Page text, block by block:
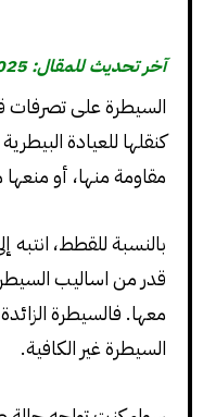
آخر تحديث للمقال: 2025-09-28
السيطرة على تصرفات
كنقلها للعيادة
مقاومة منها، أو
بالنسبة للقطط،
قدر من اساليب
معها. فالسيطرة
السيطرة غير الكافية.